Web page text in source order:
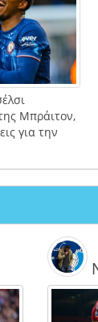
Μπράιτον,
για την